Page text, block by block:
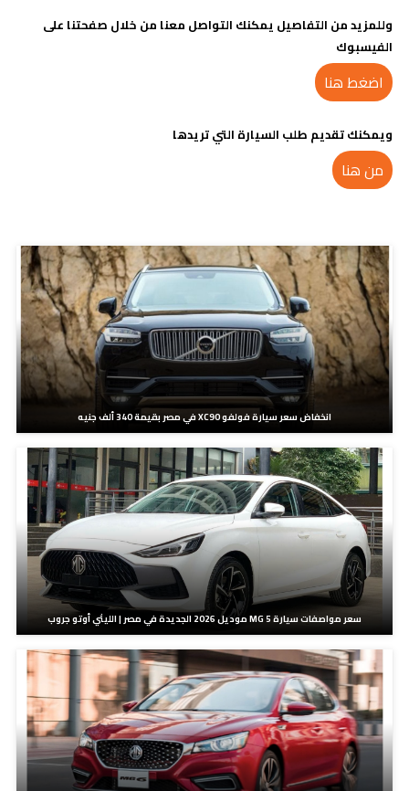
وللمزيد من التفاصيل يمكنك التواصل معنا من خلال صفحتنا على
الفيسبوك
اضغط هنا
ويمكنك تقديم طلب السيارة التي تريدها
من هنا
انخفاض سعر سيارة فولفو XC90 في مصر بقيمة 340 ألف جنيه
سعر مواصفات سيارة MG 5 موديل 2026 الجديدة في مصر | الليثي أوتو جروب